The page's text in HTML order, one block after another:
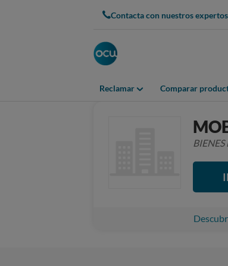
Contacta con nuestros expertos
Reclamar Comparar